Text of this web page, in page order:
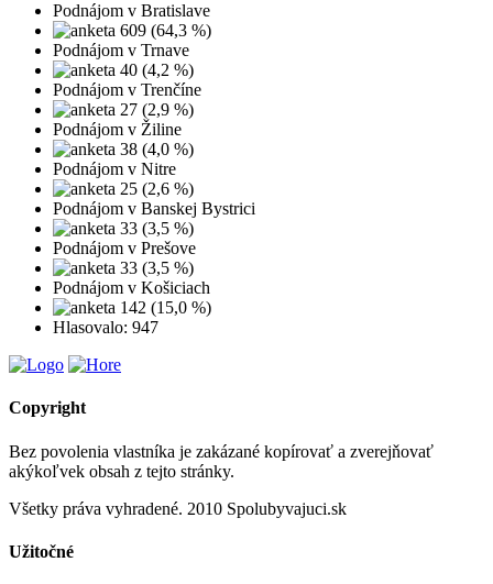
Podnájom v Bratislave
609 (64,3 %)
Podnájom v Trnave
40 (4,2 %)
Podnájom v Trenčíne
27 (2,9 %)
Podnájom v Žiline
38 (4,0 %)
Podnájom v Nitre
25 (2,6 %)
Podnájom v Banskej Bystrici
33 (3,5 %)
Podnájom v Prešove
33 (3,5 %)
Podnájom v Košiciach
142 (15,0 %)
Hlasovalo: 947
Copyright
Bez povolenia vlastníka je zakázané kopírovať a zverejňovať
akýkoľvek obsah z tejto stránky.
Všetky práva vyhradené. 2010 Spolubyvajuci.sk
Užitočné